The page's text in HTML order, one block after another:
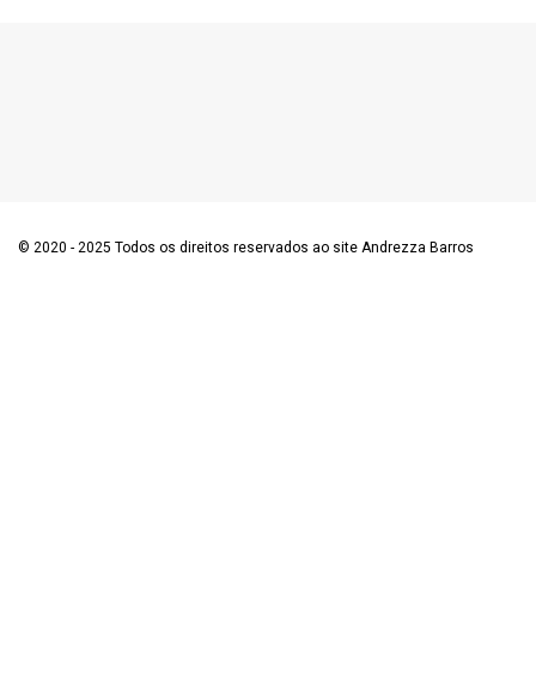
© 2020 - 2025 Todos os direitos reservados ao site Andrezza Barros